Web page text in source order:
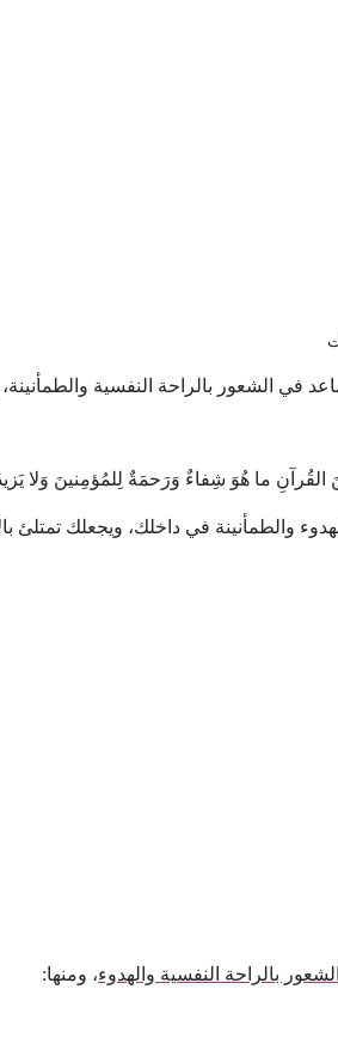
في الشعور بالراحة النفسية
ما هُوَ شِفاءٌ وَرَحمَةٌ لِلمُؤمِنينَ وَلا يَزيدُ
والطمأنينة في داخلك، ويجعلك تمتلئ
بالراحة النفسية والهدوء، ومنها: